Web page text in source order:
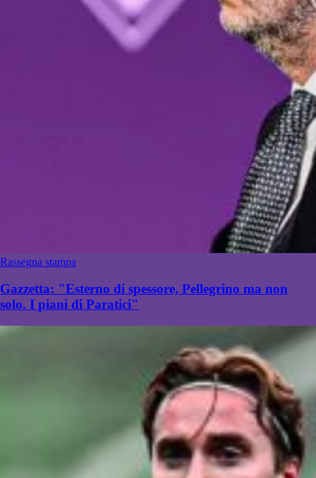
Rassegna stampa
Gazzetta: "Esterno di spessore, Pellegrino ma non
solo. I piani di Paratici"